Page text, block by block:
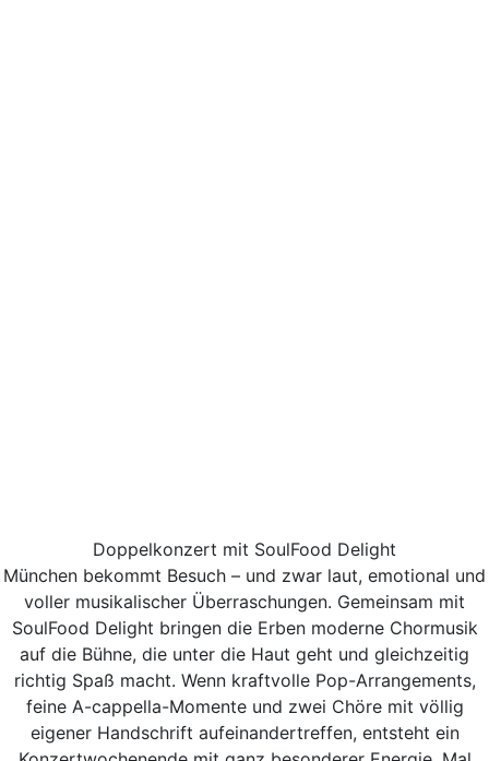
Doppelkonzert mit SoulFood Delight
München bekommt Besuch – und zwar laut, emotional und
voller musikalischer Überraschungen. Gemeinsam mit
SoulFood Delight bringen die Erben moderne Chormusik
auf die Bühne, die unter die Haut geht und gleichzeitig
richtig Spaß macht. Wenn kraftvolle Pop-Arrangements,
feine A-cappella-Momente und zwei Chöre mit völlig
eigener Handschrift aufeinandertreffen, entsteht ein